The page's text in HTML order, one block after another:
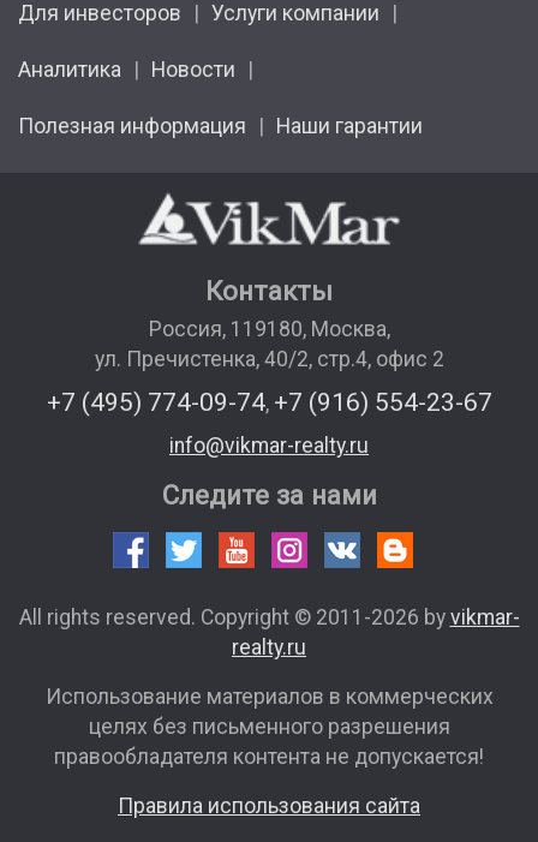
Для инвесторов Услуги компании
Аналитика Новости
Полезная информация Наши гарантии
Контакты
Россия, 119180, Москва,
ул. Пречистенка, 40/2, стр.4, офис 2
+7 (495) 774-09-74, +7 (916) 554-23-67
info@vikmar-realty.ru
Следите за нами
All rights reserved. Copyright © 2011-2026 by vikmar-
realty.ru
Использование материалов в коммерческих
целях без письменного разрешения
правообладателя контента не допускается!
Правила использования сайта